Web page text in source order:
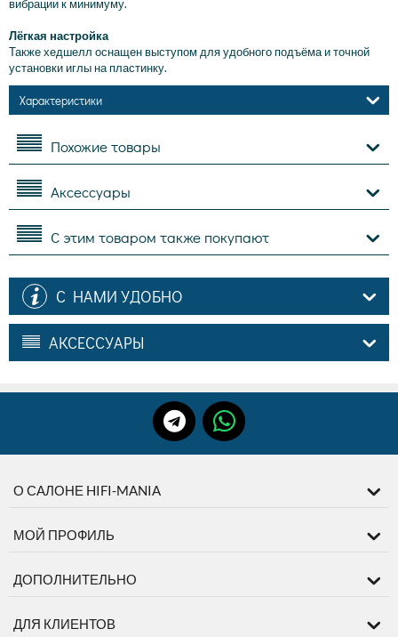
вибрации к минимуму.
Лёгкая настройка
Также хедшелл оснащен выступом для удобного подъёма и точной
установки иглы на пластинку.
Характеристики
Похожие товары
Аксессуары
С этим товаром также покупают
С НАМИ УДОБНО
АКСЕССУАРЫ
О САЛОНЕ HIFI-MANIA
МОЙ ПРОФИЛЬ
ДОПОЛНИТЕЛЬНО
ДЛЯ КЛИЕНТОВ